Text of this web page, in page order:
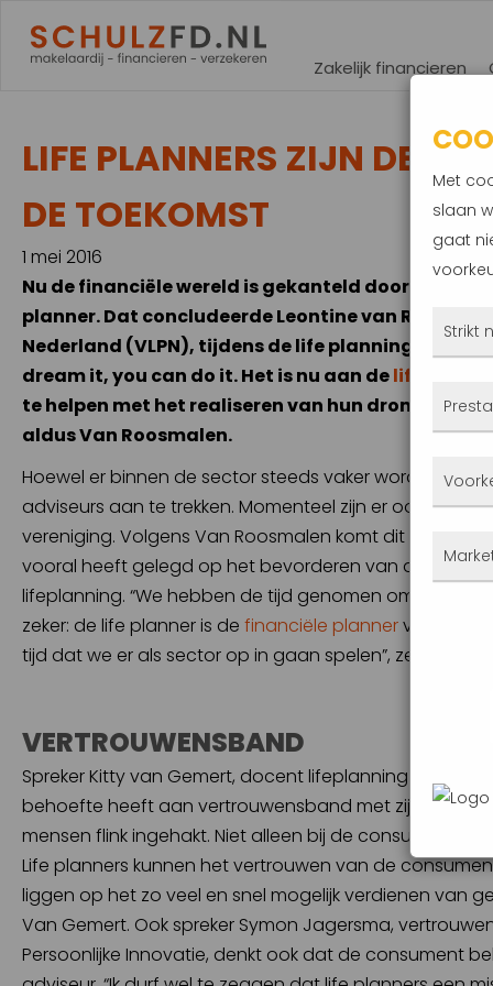
Zakelijk financieren
LIFE PLANNERS ZIJN DE
DE TOEKOMST
1 mei 2016
Nu de financiële wereld is gekanteld door de
planner. Dat concludeerde Leontine van
Nederland (VLPN), tijdens de life planning
dream it, you can do it. Het is nu aan delife
te helpen met het realiseren van hun dromen en
aldus Van Roosmalen.
Hoewel er binnen de sector steeds vaker wordt
adviseurs aan te trekken. Momenteel zijn er ook nog
vereniging. Volgens Van Roosmalen komt dit vooral
vooral heeft gelegd op het bevorderen van de
lifeplanning. “We hebben de tijd genomen om de
zeker: de life planner is de financiële plannervan de
tijd dat we er als sector op in gaan spelen”, zegt Van
VERTROUWENSBAND
Spreker Kitty van Gemert, docent lifeplanning bij
behoefte heeft aan vertrouwensband met zijn of haar
mensen flink ingehakt. Niet alleen bij de consument
Life planners kunnen het vertrouwen van de
liggen op het zo veel en snel mogelijk verdienen van
Van Gemert. Ook spreker Symon Jagersma,
Persoonlijke Innovatie, denkt ook dat de consument
Met
slaan
gaat
Strikt